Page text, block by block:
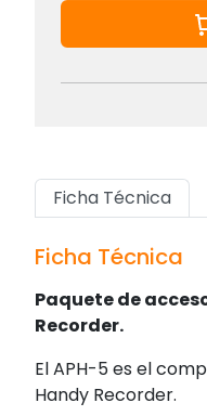
Ficha Técnica
Ficha Técnica
Paquete de
Recorder.
El APH-5 es el
Handy Recorder.